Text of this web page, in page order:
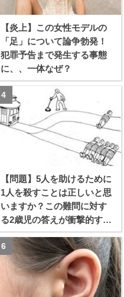
【炎上】この女性モデルの
「足」について論争勃発！
犯罪予告まで発生する事態
に、、一体なぜ？
【問題】5人を助けるために
1人を殺すことは正しいと思
いますか？この難問に対す
る2歳児の答えが衝撃的すぎ
る！！